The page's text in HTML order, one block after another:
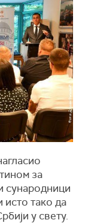
за
сународници
исто тако да
у свету.